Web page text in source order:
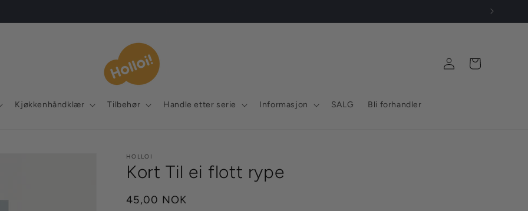
Kjøkkenhåndklær Tilbehør Handle etter serie Informasjon SALG Bli forhandler
Logg
inn
Handlekurv
HOLLOI
Kort Til ei flott rype
Vanlig
45,00 NOK